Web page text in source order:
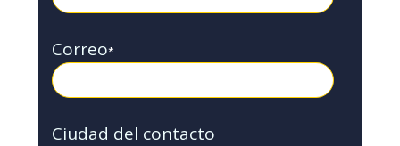
Correo*
Ciudad del contacto